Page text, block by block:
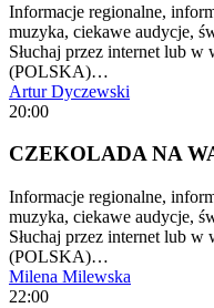
Informacje regionalne,
muzyka, ciekawe audycje,
Słuchaj przez internet lub
(POLSKA)…
Artur Dyczewski
20:00
CZEKOLADA NA
Informacje regionalne,
muzyka, ciekawe audycje,
Słuchaj przez internet lub
(POLSKA)…
Milena Milewska
22:00